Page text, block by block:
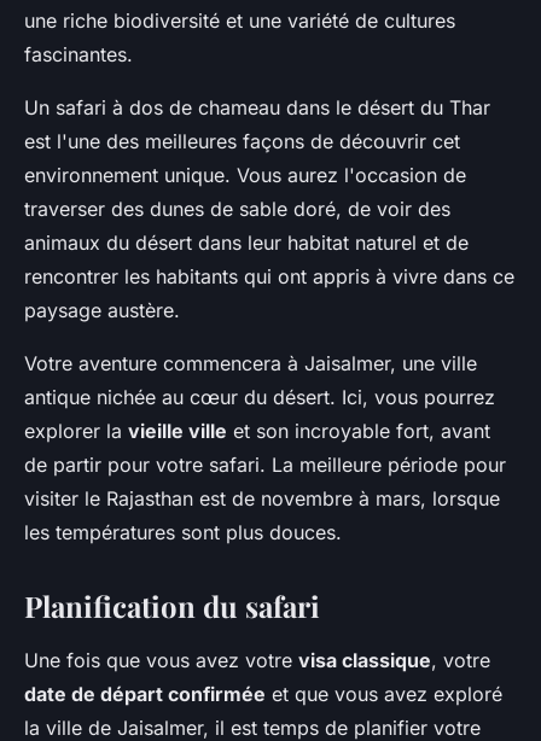
une riche biodiversité et une variété de cultures
fascinantes.
Un safari à dos de chameau dans le désert du Thar
est l'une des meilleures façons de découvrir cet
environnement unique. Vous aurez l'occasion de
traverser des dunes de sable doré, de voir des
animaux du désert dans leur habitat naturel et de
rencontrer les habitants qui ont appris à vivre dans ce
paysage austère.
Votre aventure commencera à Jaisalmer, une ville
antique nichée au cœur du désert. Ici, vous pourrez
explorer la vieille ville et son incroyable fort, avant
de partir pour votre safari. La meilleure période pour
visiter le Rajasthan est de novembre à mars, lorsque
les températures sont plus douces.
Planification du safari
Une fois que vous avez votre visa classique, votre
date de départ confirmée et que vous avez exploré
la ville de Jaisalmer, il est temps de planifier votre